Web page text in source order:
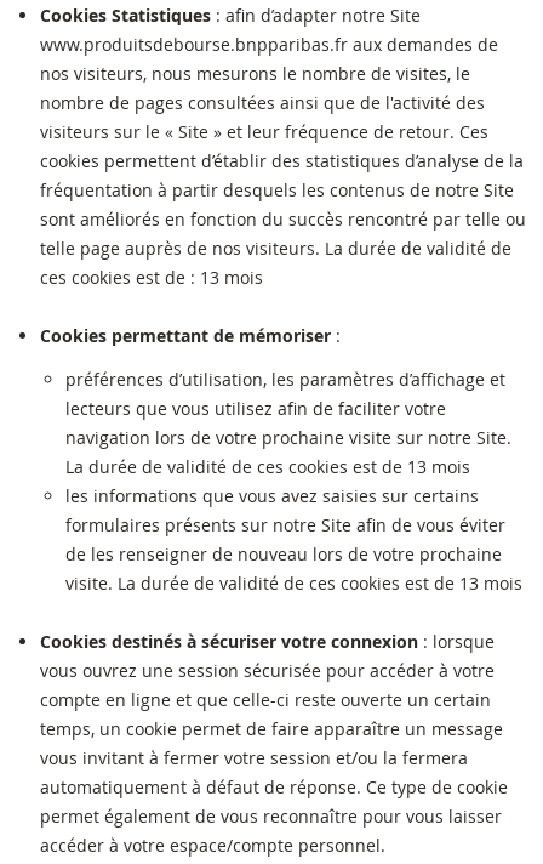
Cookies Statistiques : afin d’adapter notre Site
www.produitsdebourse.bnpparibas.fr aux demandes de
nos visiteurs, nous mesurons le nombre de visites, le
nombre de pages consultées ainsi que de l'activité des
visiteurs sur le « Site » et leur fréquence de retour. Ces
cookies permettent d’établir des statistiques d’analyse de la
fréquentation à partir desquels les contenus de notre Site
sont améliorés en fonction du succès rencontré par telle ou
telle page auprès de nos visiteurs. La durée de validité de
ces cookies est de : 13 mois
Cookies permettant de mémoriser :
préférences d’utilisation, les paramètres d’affichage et
lecteurs que vous utilisez afin de faciliter votre
navigation lors de votre prochaine visite sur notre Site.
La durée de validité de ces cookies est de 13 mois
les informations que vous avez saisies sur certains
formulaires présents sur notre Site afin de vous éviter
de les renseigner de nouveau lors de votre prochaine
visite. La durée de validité de ces cookies est de 13 mois
Cookies destinés à sécuriser votre connexion : lorsque
vous ouvrez une session sécurisée pour accéder à votre
compte en ligne et que celle-ci reste ouverte un certain
temps, un cookie permet de faire apparaître un message
vous invitant à fermer votre session et/ou la fermera
automatiquement à défaut de réponse. Ce type de cookie
permet également de vous reconnaître pour vous laisser
accéder à votre espace/compte personnel.